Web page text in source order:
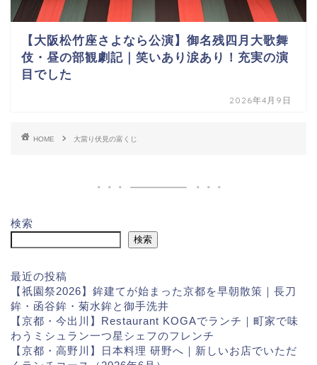
【大阪松竹座さよなら公演】御名残四月大歌舞
伎・昼の部観劇記｜笑いあり涙あり！充実の演
目でした
2026年4月9日
HOME 大當り伏見の富くじ
検索
検索
最近の投稿
【祇園祭2026】鉾建てが始まった京都を早朝散策｜長刀
鉾・函谷鉾・菊水鉾と御手洗井
【京都・今出川】Restaurant KOGAでランチ｜町家で味
わうミシュラン一つ星シェフのフレンチ
【京都・高野川】日本料理 研野へ｜新しいお店でいただ